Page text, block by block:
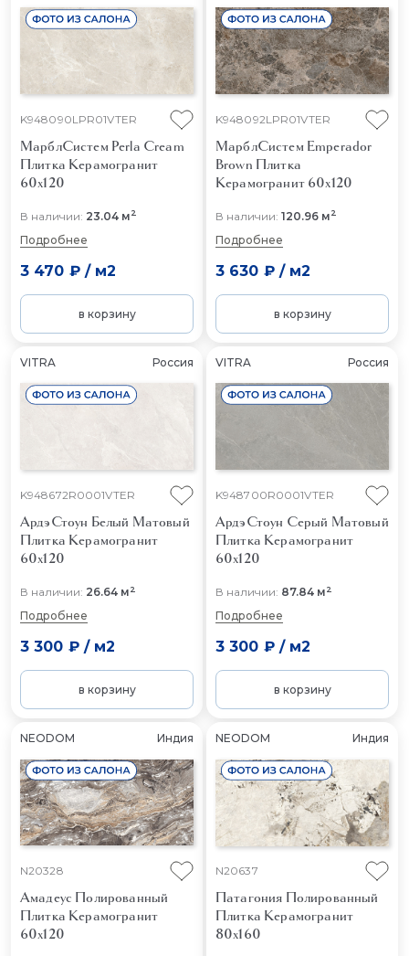
K948090LPR01VTER
МарблСистем Perla Cream
Плитка Керамогранит
60x120
В наличии: 23.04 м2
Подробнее
3 470 ₽/ м2
в корзину
K948092LPR01VTER
МарблСистем Emperador
Brown Плитка
Керамогранит 60x120
В наличии: 120.96 м2
Подробнее
3 630 ₽/ м2
в корзину
VITRA Россия
K948672R0001VTER
АрдэСтоун Белый Матовый
Плитка Керамогранит
60x120
В наличии: 26.64 м2
Подробнее
3 300 ₽/ м2
в корзину
VITRA Россия
K948700R0001VTER
АрдэСтоун Серый Матовый
Плитка Керамогранит
60x120
В наличии: 87.84 м2
Подробнее
3 300 ₽/ м2
в корзину
NEODOM Индия
N20328
Амадеус Полированный
Плитка Керамогранит
60x120
NEODOM Индия
N20637
Патагония Полированный
Плитка Керамогранит
80x160